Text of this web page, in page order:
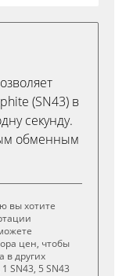
(SN43) в
секунду.
обменным
вы хотите
цен, чтобы
в других
SN43, 5 SN43